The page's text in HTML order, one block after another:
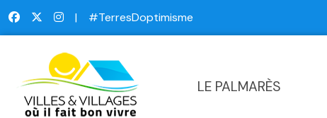
| #TerresDoptimisme
LE PALMARÈS